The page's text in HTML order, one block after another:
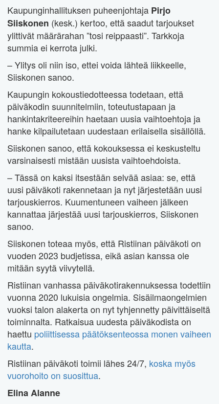
Kaupunginhallituksen puheenjohtaja Pirjo
Siiskonen (kesk.) kertoo, että saadut tarjoukset
ylittivät määrärahan ”tosi reippaasti”. Tarkkoja
summia ei kerrota julki.
– Ylitys oli niin iso, ettei voida lähteä liikkeelle,
Siiskonen sanoo.
Kaupungin kokoustiedotteessa todetaan, että
päiväkodin suunnitelmiin, toteutustapaan ja
hankintakriteereihin haetaan uusia vaihtoehtoja ja
hanke kilpailutetaan uudestaan erilaisella sisällöllä.
Siiskonen sanoo, että kokouksessa ei keskusteltu
varsinaisesti mistään uusista vaihtoehdoista.
– Tässä on kaksi itsestään selvää asiaa: se, että
uusi päiväkoti rakennetaan ja nyt järjestetään uusi
tarjouskierros. Kuumentuneen vaiheen jälkeen
kannattaa järjestää uusi tarjouskierros, Siiskonen
sanoo.
Siiskonen toteaa myös, että Ristiinan päiväkoti on
vuoden 2023 budjetissa, eikä asian kanssa ole
mitään syytä viivytellä.
Ristiinan vanhassa päiväkotirakennuksessa todettiin
vuonna 2020 lukuisia ongelmia. Sisäilmaongelmien
vuoksi talon alakerta on nyt tyhjennetty päivittäiseltä
toiminnalta. Ratkaisua uudesta päiväkodista on
haettu poliittisessa päätöksenteossa monen vaiheen
kautta.
Ristiinan päiväkoti toimii lähes 24/7, koska myös
vuorohoito on suosittua.
Elina Alanne